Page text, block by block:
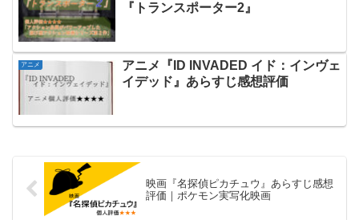
『トランスポーター2』
アニメ
アニメ『ID INVADED イド：インヴェ
イデッド』あらすじ感想評価
映画『名探偵ピカチュウ』あらすじ感想
評価｜ポケモン実写化映画